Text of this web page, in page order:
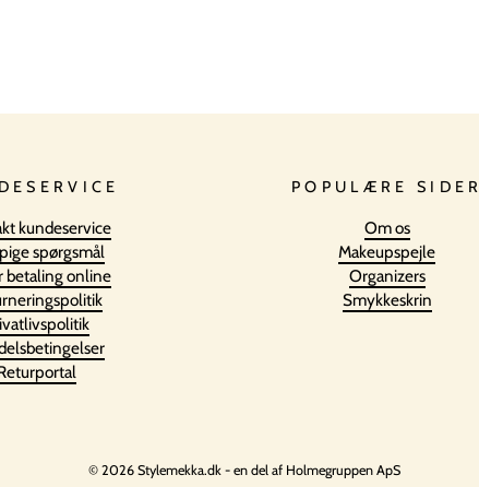
kundeservice
spørgsmål
betaling online
POPULÆRE SIDER
Om os
Makeupspejle
Organizers
Smykkeskrin
© 2026 Stylemekka.dk - en del af Holmegruppen ApS